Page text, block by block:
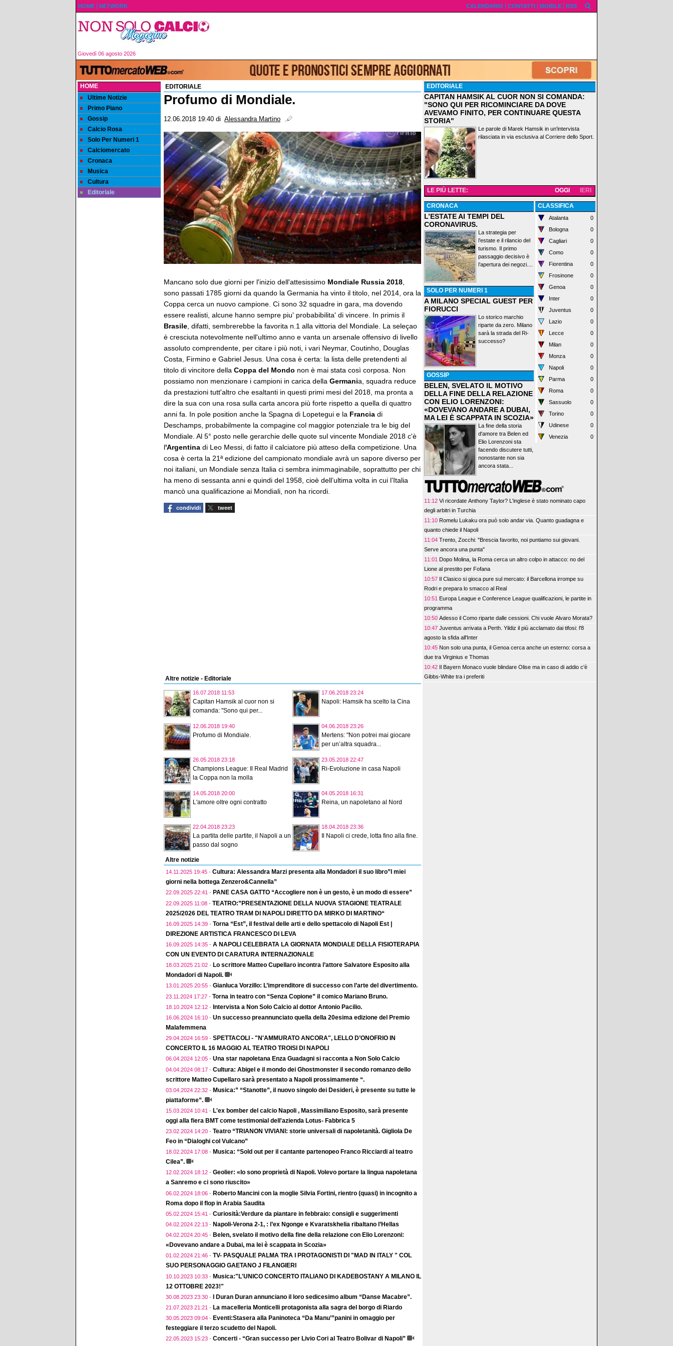
HOME NETWORK CALENDARIO CONTATTI MOBILE RSS
Giovedì 06 agosto 2026
HOME
Ultime Notizie
Primo Piano
Gossip
Calcio Rosa
Solo Per Numeri 1
Calciomercato
Cronaca
Musica
Cultura
Editoriale
EDITORIALE
Profumo di Mondiale.
12.06.2018 19:40 di Alessandra Martino
Mancano solo due giorni per l'inizio dell'attesissimo Mondiale Russia 2018
sono passati 1785 giorni da quando la Germania ha vinto il titolo, nel 2014, ora la
Coppa cerca un nuovo campione. Ci sono 32 squadre in gara, ma dovendo
essere realisti, alcune hanno sempre piu' probabibilita' di vincere. In primis il
Brasile , difatti, sembrerebbe la favorita n.1 alla vittoria del Mondiale. La seleçao
è cresciuta notevolmente nell'ultimo anno e vanta un arsenale offensivo di livello
assoluto comprendente, per citare i più noti, i vari Neymar, Coutinho, Douglas
Costa, Firmino e Gabriel Jesus. Una cosa è certa: la lista delle pretendenti al
titolo di vincitore della Coppa del Mondo non è mai stata così corposa. Non
possiamo non menzionare i campioni in carica della Germania, squadra reduce
da prestazioni tutt'altro che esaltanti in questi primi mesi del 2018, ma pronta a
dire la sua con una rosa sulla carta ancora più forte rispetto a quella di quattro
anni fa. In pole position anche la Spagna di Lopetegui e la Francia di
Deschamps, probabilmente la compagine col maggior potenziale tra le big del
Mondiale. Al 5° posto nelle gerarchie delle quote sul vincente Mondiale 2018 c'è
l'Argentina di Leo Messi, di fatto il calciatore più atteso della competizione. Una
cosa è certa la 21ª edizione del campionato mondiale avrà un sapore diverso per
noi italiani, un Mondiale senza Italia ci sembra inimmaginabile, soprattutto per chi
ha meno di sessanta anni e quindi del 1958, cioè dell’ultima volta in cui l’Italia
mancò una qualificazione ai Mondiali, non ha ricordi.
condividi tweet
Altre notizie - Editoriale
16.07.2018 11:53
Capitan Hamsik al cuor non si
comanda: "Sono qui per...
17.06.2018 23:24
Napoli: Hamsik ha scelto la Cina
12.06.2018 19:40
Profumo di Mondiale.
04.06.2018 23:26
Mertens: "Non potrei mai giocare
per un’altra squadra...
26.05.2018 23:18
Champions League: Il Real Madrid
la Coppa non la molla
23.05.2018 22:47
Ri-Evoluzione in casa Napoli
14.05.2018 20:00
L'amore oltre ogni contratto
04.05.2018 16:31
Reina, un napoletano al Nord
22.04.2018 23:23
La partita delle partite, il Napoli a un
passo dal sogno
18.04.2018 23:36
Il Napoli ci crede, lotta fino alla fine.
Altre notizie
14.11.2025 19:45 - Cultura: Alessandra Marzi presenta alla Mondadori il suo libro”I miei
giorni nella bottega Zenzero&Cannella”
22.09.2025 22:41 - PANE CASA GATTO “Accogliere non è un gesto, è un modo di essere”
22.09.2025 11:08 - TEATRO:”PRESENTAZIONE DELLA NUOVA STAGIONE TEATRALE
2025/2026 DEL TEATRO TRAM DI NAPOLI DIRETTO DA MIRKO DI MARTINO“
16.09.2025 14:39 - Torna “Est”, il festival delle arti e dello spettacolo di Napoli Est |
DIREZIONE ARTISTICA FRANCESCO DI LEVA
16.09.2025 14:35 - A NAPOLI CELEBRATA LA GIORNATA MONDIALE DELLA FISIOTERAPIA
CON UN EVENTO DI CARATURA INTERNAZIONALE
18.03.2025 21:02 - Lo scrittore Matteo Cupellaro incontra l’attore Salvatore Esposito alla
Mondadori di Napoli.
13.01.2025 20:55 - Gianluca Vorzillo: L’imprenditore di successo con l’arte del divertimento.
23.11.2024 17:27 - Torna in teatro con “Senza Copione” il comico Mariano Bruno.
18.10.2024 12:12 - Intervista a Non Solo Calcio al dottor Antonio Pacilio.
16.06.2024 16:10 - Un successo preannunciato quella della 20esima edizione del Premio
Malafemmena
29.04.2024 16:59 - SPETTACOLI - "N'AMMURATO ANCORA", LELLO D’ONOFRIO IN
CONCERTO IL 16 MAGGIO AL TEATRO TROISI DI NAPOLI
06.04.2024 12:05 - Una star napoletana Enza Guadagni si racconta a Non Solo Calcio
04.04.2024 08:17 - Cultura: Abigel e il mondo dei Ghostmonster il secondo romanzo dello
scrittore Matteo Cupellaro sarà presentato a Napoli prossimamente “.
03.04.2024 22:32 - Musica:” “Stanotte”, il nuovo singolo dei Desideri, è presente su tutte le
piattaforme”.
15.03.2024 10:41 - L'ex bomber del calcio Napoli , Massimiliano Esposito, sarà presente
oggi alla fiera BMT come testimonial dell'azienda Lotus- Fabbrica 5
23.02.2024 14:20 - Teatro “TRIANON VIVIANI: storie universali di napoletanità. Gigliola De
Feo in “Dialoghi col Vulcano”
18.02.2024 17:08 - Musica: “Sold out per il cantante partenopeo Franco Ricciardi al teatro
Cilea”.
12.02.2024 18:12 - Geolier: «Io sono proprietà di Napoli. Volevo portare la lingua napoletana
a Sanremo e ci sono riuscito»
06.02.2024 18:06 - Roberto Mancini con la moglie Silvia Fortini, rientro (quasi) in incognito a
Roma dopo il flop in Arabia Saudita
05.02.2024 15:41 - Curiosità:Verdure da piantare in febbraio: consigli e suggerimenti
04.02.2024 22:13 - Napoli-Verona 2-1, : l’ex Ngonge e Kvaratskhelia ribaltano l’Hellas
04.02.2024 20:45 - Belen, svelato il motivo della fine della relazione con Elio Lorenzoni:
«Dovevano andare a Dubai, ma lei è scappata in Scozia»
01.02.2024 21:46 - TV- PASQUALE PALMA TRA I PROTAGONISTI DI "MAD IN ITALY " COL
SUO PERSONAGGIO GAETANO J FILANGIERI
10.10.2023 10:33 - Musica:"L'UNICO CONCERTO ITALIANO DI KADEBOSTANY A MILANO IL
12 OTTOBRE 2023!"
30.08.2023 23:30 - I Duran Duran annunciano il loro sedicesimo album “Danse Macabre”.
21.07.2023 21:21 - La macelleria Monticelli protagonista alla sagra del borgo di Riardo
30.05.2023 09:04 - Eventi:Stasera alla Paninoteca “Da Manu’”panini in omaggio per
festeggiare il terzo scudetto del Napoli.
22.05.2023 15:23 - Concerti - “Gran successo per Livio Cori al Teatro Bolivar di Napoli”
EDITORIALE
CAPITAN HAMSIK AL CUOR NON SI COMANDA:
"SONO QUI PER RICOMINCIARE DA DOVE
AVEVAMO FINITO, PER CONTINUARE QUESTA
STORIA"
Le parole di Marek Hamsik in un'intervista
rilasciata in via esclusiva al Corriere dello Sport.
LE PIÙ LETTE: IERI
OGGI
CRONACA
L’ESTATE AI TEMPI DEL
CORONAVIRUS.
La strategia per
l’estate e il rilancio del
turismo. Il primo
passaggio decisivo è
l’apertura dei negozi....
SOLO PER NUMERI 1
A MILANO SPECIAL GUEST PER
FIORUCCI
Lo storico marchio
riparte da zero. Milano
sarà la strada del Ri-
successo?
GOSSIP
BELEN, SVELATO IL MOTIVO
DELLA FINE DELLA RELAZIONE
CON ELIO LORENZONI:
«DOVEVANO ANDARE A DUBAI,
MA LEI È SCAPPATA IN SCOZIA»
La fine della storia
d'amore tra Belen ed
Elio Lorenzoni sta
facendo discutere tutti,
nonostante non sia
ancora stata...
CLASSIFICA
Atalanta
0
Bologna
0
Cagliari
0
Como
0
Fiorentina
0
Frosinone
0
Genoa
0
Inter
0
Juventus
0
Lazio
0
Lecce
0
Milan
0
Monza
0
Napoli
0
Parma
0
Roma
0
Sassuolo
0
Torino
0
Udinese
0
Venezia
0
11:12 Vi ricordate Anthony Taylor? L'inglese è stato nominato capo
degli arbitri in Turchia
11:10 Romelu Lukaku ora può solo andar via. Quanto guadagna e
quanto chiede il Napoli
11:04 Trento, Zocchi: "Brescia favorito, noi puntiamo sui giovani.
Serve ancora una punta"
11:01 Dopo Molina, la Roma cerca un altro colpo in attacco: no del
Lione al prestito per Fofana
10:57 Il Clasico si gioca pure sul mercato: il Barcellona irrompe su
Rodri e prepara lo smacco al Real
10:51 Europa League e Conference League qualificazioni, le partite in
programma
10:50 Adesso il Como riparte dalle cessioni. Chi vuole Alvaro Morata?
10:47 Juventus arrivata a Perth. Yildiz il più acclamato dai tifosi: l'8
agosto la sfida all'Inter
10:45 Non solo una punta, il Genoa cerca anche un esterno: corsa a
due tra Virginius e Thomas
10:42 Il Bayern Monaco vuole blindare Olise ma in caso di addio c'è
Gibbs-White tra i preferiti